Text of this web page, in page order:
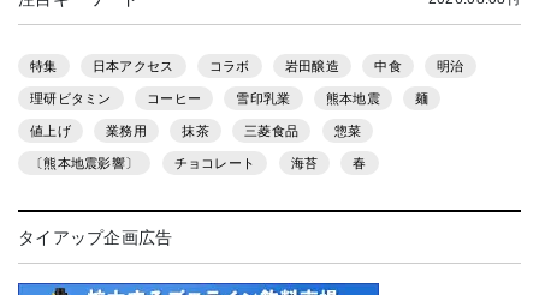
特集 日本アクセス コラボ 岩田醸造 中食 明治
理研ビタミン コーヒー 雪印乳業 熊本地震 麺
値上げ 業務用 抹茶 三菱食品 惣菜
〔熊本地震影響〕 チョコレート 海苔 春
タイアップ企画広告